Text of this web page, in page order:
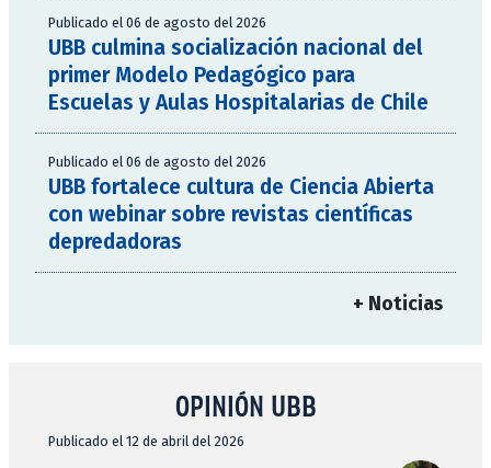
Publicado el 06 de agosto del 2026
UBB culmina socialización nacional del
primer Modelo Pedagógico para
Escuelas y Aulas Hospitalarias de Chile
Publicado el 06 de agosto del 2026
UBB fortalece cultura de Ciencia Abierta
con webinar sobre revistas científicas
depredadoras
+ Noticias
OPINIÓN UBB
Publicado el 12 de abril del 2026